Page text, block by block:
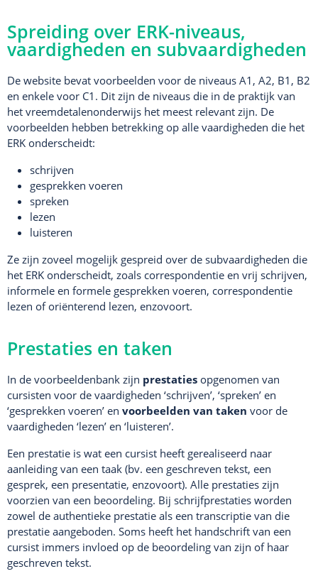
Spreiding over ERK-niveaus,
vaardigheden en subvaardigheden
De website bevat voorbeelden voor de niveaus A1, A2, B1, B2
en enkele voor C1. Dit zijn de niveaus die in de praktijk van
het vreemdetalenonderwijs het meest relevant zijn. De
voorbeelden hebben betrekking op alle vaardigheden die het
ERK onderscheidt:
schrijven
gesprekken voeren
spreken
lezen
luisteren
Ze zijn zoveel mogelijk gespreid over de subvaardigheden die
het ERK onderscheidt, zoals correspondentie en vrij schrijven,
informele en formele gesprekken voeren, correspondentie
lezen of oriënterend lezen, enzovoort.
Prestaties en taken
In de voorbeeldenbank zijn prestaties opgenomen van
cursisten voor de vaardigheden ‘schrijven’, ‘spreken’ en
‘gesprekken voeren’ en voorbeelden van taken voor de
vaardigheden ‘lezen’ en ‘luisteren’.
Een prestatie is wat een cursist heeft gerealiseerd naar
aanleiding van een taak (bv. een geschreven tekst, een
gesprek, een presentatie, enzovoort). Alle prestaties zijn
voorzien van een beoordeling. Bij schrijfprestaties worden
zowel de authentieke prestatie als een transcriptie van die
prestatie aangeboden. Soms heeft het handschrift van een
cursist immers invloed op de beoordeling van zijn of haar
geschreven tekst.